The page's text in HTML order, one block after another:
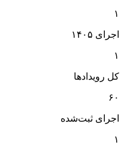
۱
اجرای ۱۴۰۵
۱
کل رویدادها
۶۰
اجرای ثبت‌شده
۱